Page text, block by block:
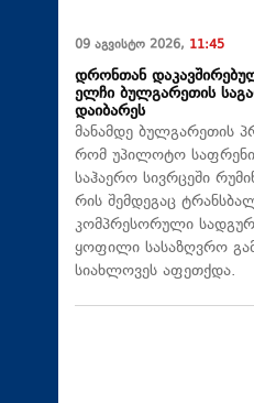
09 აგვისტო 2026, 11:45
დრონთან
ელჩი ბულგარეთის
დაიბარეს
მანამდე ბულგარეთის
რომ უპილოტო
საჰაერო სივრცეში
რის შემდეგაც
კომპრესორული
ყოფილი სასაზღვრო
სიახლოვეს აფეთქდა.